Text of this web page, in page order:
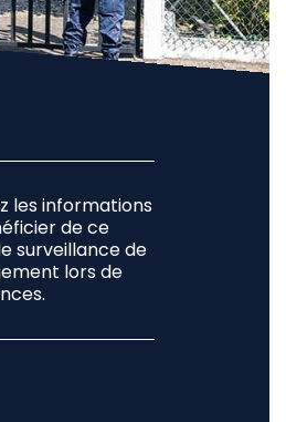
les informations
de ce
surveillance de
lors de